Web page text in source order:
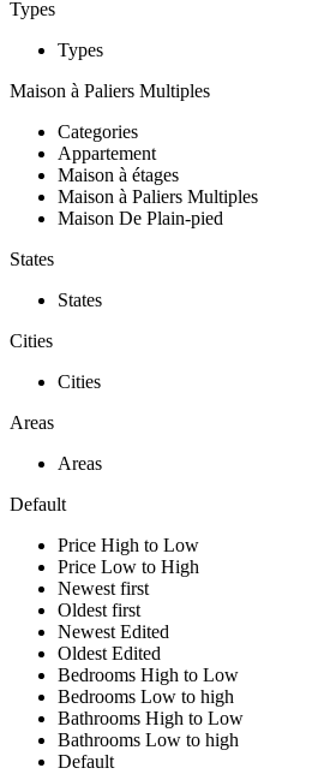
Types
Types
Maison à Paliers Multiples
Categories
Appartement
Maison à étages
Maison à Paliers Multiples
Maison De Plain-pied
States
States
Cities
Cities
Areas
Areas
Default
Price High to Low
Price Low to High
Newest first
Oldest first
Newest Edited
Oldest Edited
Bedrooms High to Low
Bedrooms Low to high
Bathrooms High to Low
Bathrooms Low to high
Default